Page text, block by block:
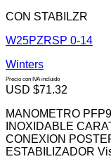
CON STABILZR
W25PZRSP 0-14
Winters
Precio con IVA incluido
USD $71.32
MANOMETRO
INOXIDABLE
CONEXION
ESTABILIZADOR